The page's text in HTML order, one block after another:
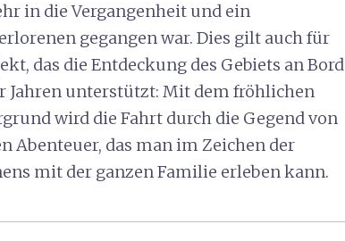
in die Vergangenheit und ein
gegangen war. Dies gilt auch für
das die Entdeckung des Gebiets an Bord
Jahren unterstützt: Mit dem fröhlichen
wird die Fahrt durch die Gegend von
Abenteuer, das man im Zeichen der
mit der ganzen Familie erleben kann.